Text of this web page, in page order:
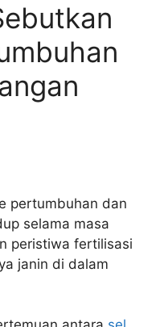
pertumbuhan dan
selama masa
peristiwa fertilisasi
janin di dalam